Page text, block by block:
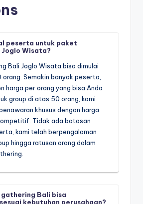
peserta untuk paket
Wisata?
Bali Joglo Wisata bisa dimulai
orang. Semakin banyak peserta,
harga per orang yang bisa Anda
group di atas 50 orang, kami
khusus dengan harga
Tidak ada batasan
kami telah berpengalaman
hingga ratusan orang dalam
Bali bisa
kebutuhan perusahaan?